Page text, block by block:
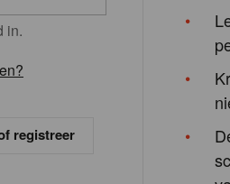
in.
registreer